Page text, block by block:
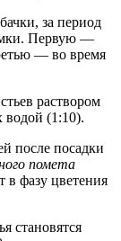
за период
Первую —
— во время
раствором
водой (1:10).
после посадки
помета
в фазу цветения
становятся